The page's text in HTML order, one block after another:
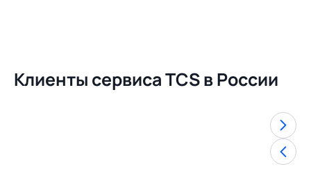
Клиенты сервиса TCS в России